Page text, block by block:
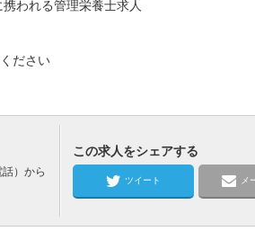
われる管理栄養士求人
ださい
）から
この求人をシェアする
ツイート メ